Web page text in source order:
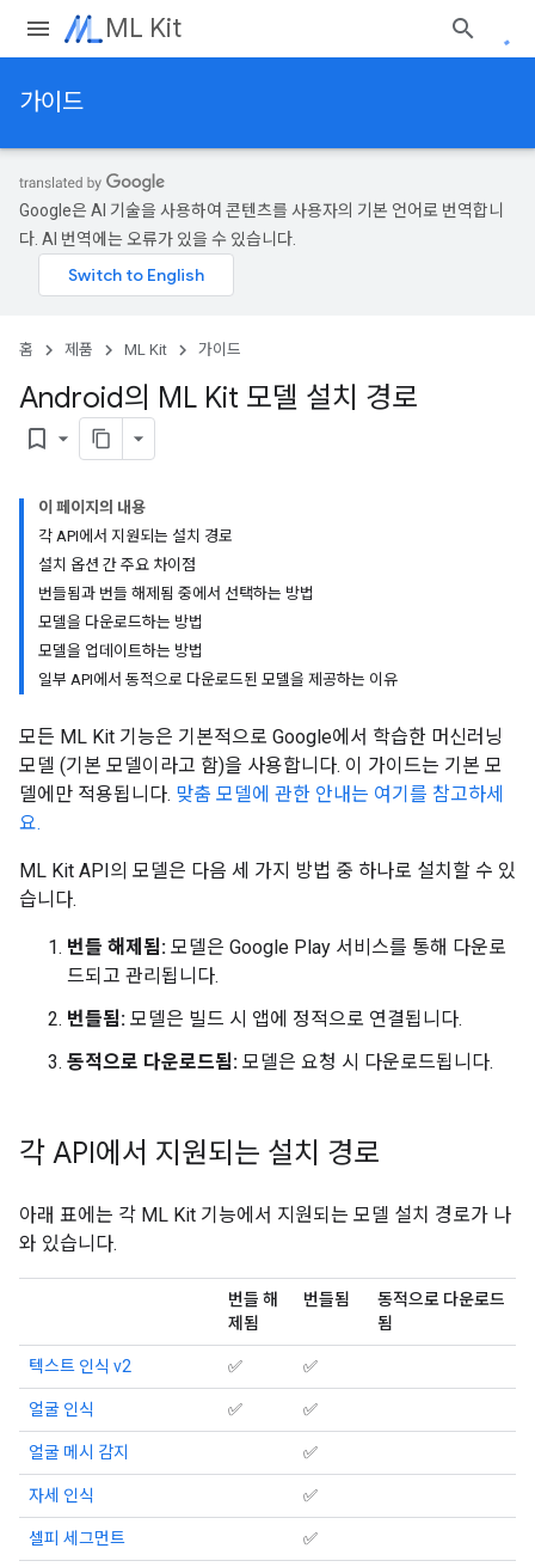
ML Kit
가이드
Google은 AI 기술을 사용하여 콘텐츠를 사용자의 기본 언어로 번역합니
다. AI 번역에는 오류가 있을 수 있습니다.
홈 제품 ML Kit 가이드
Android의 ML Kit 모델 설치 경로
bookmark_border
이 페이지의 내용
각 API에서 지원되는 설치 경로
설치 옵션 간 주요 차이점
번들됨과 번들 해제됨 중에서 선택하는 방법
모델을 다운로드하는 방법
모델을 업데이트하는 방법
일부 API에서 동적으로 다운로드된 모델을 제공하는 이유
모든 ML Kit 기능은 기본적으로 Google에서 학습한 머신러닝
모델 (기본 모델이라고 함)을 사용합니다. 이 가이드는 기본 모
델에만 적용됩니다. 맞춤 모델에 관한 안내는 여기를 참고하세
요.
ML Kit API의 모델은 다음 세 가지 방법 중 하나로 설치할 수 있
습니다.
번들 해제됨: 모델은 Google Play 서비스를 통해 다운로
드되고 관리됩니다.
번들됨: 모델은 빌드 시 앱에 정적으로 연결됩니다.
동적으로 다운로드됨: 모델은 요청 시 다운로드됩니다.
각 API에서 지원되는 설치 경로
아래 표에는 각 ML Kit 기능에서 지원되는 모델 설치 경로가 나
와 있습니다.
번들 해
제됨
번들됨
동적으로 다운로드
됨
텍스트 인식 v2 ✅ ✅
얼굴 인식 ✅ ✅
얼굴 메시 감지 ✅
자세 인식 ✅
셀피 세그먼트 ✅